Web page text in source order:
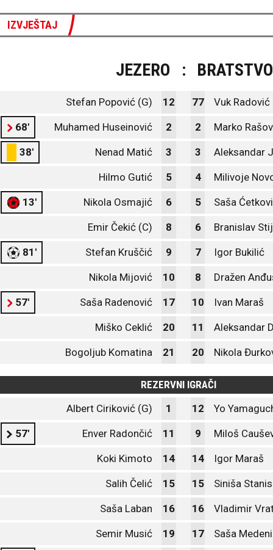
IZVJEŠTAJ
JEZERO : BRATSTVO
Stefan Popović (G) 12 77 Vuk Radović
68' Muhamed Huseinović 2 2 Marko
38' Nenad Matić 3 3 Aleksandar
Hilmo Gutić 5 4 Milivoje
13' Nikola Osmajić 6 5 Saša
Emir Čekić (C) 8 6 Branislav
81' Stefan Kruščić 9 7 Igor Bukilić
Nikola Mijović 10 8 Dražen
57' Saša Radenović 17 10 Ivan Maraš
Miško Ceklić 20 11 Aleksandar
Bogoljub Komatina 21 20 Nikola
REZERVNI IGRAČI
Albert Ciriković (G)
1 12 Yo
57' Enver Radončić 11 9 Miloš
Koki Kimoto 14 14 Igor Maraš
Salih Čelić 15 15 Siniša
Saša Laban 16 16 Vladimir
Semir Musić 19 17 Saša